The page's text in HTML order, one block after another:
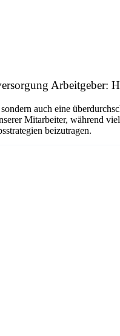
Arbeitgeber:
auch eine
Mitarbeiter, während
beizutragen.